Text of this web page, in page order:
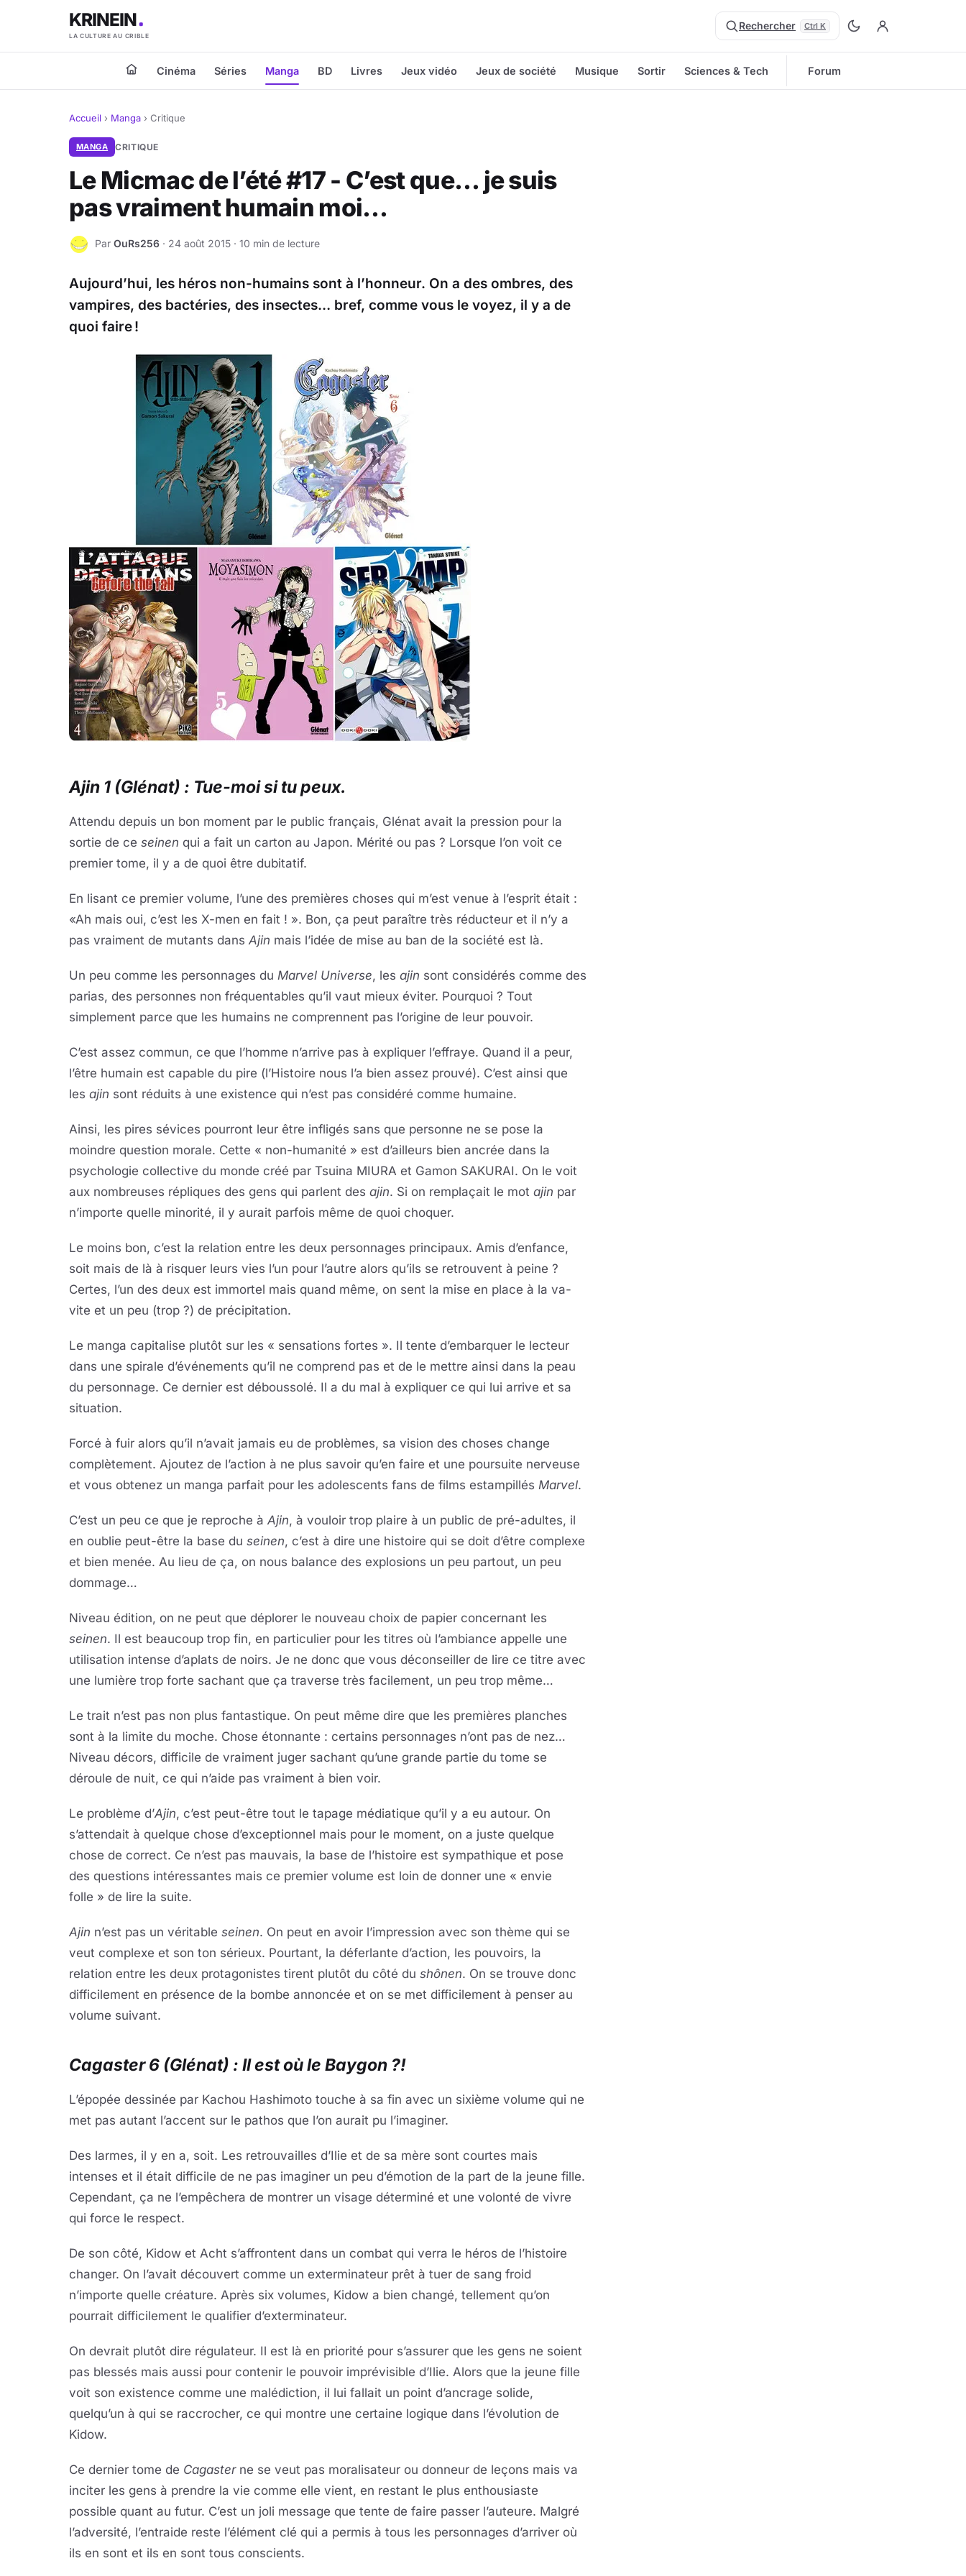
KRINEIN
LA CULTURE AU CRIBLE
Rechercher Ctrl K
Cinéma Séries Manga BD Livres Jeux vidéo Jeux de société Musique Sortir Sciences & Tech Forum
Accueil › Manga › Critique
MANGA CRITIQUE
Le Micmac de l’été #17 - C’est que… je suis
pas vraiment humain moi…
O Par OuRs256 · 24 août 2015 · 10 min de lecture
Aujourd’hui, les héros non-humains sont à l’honneur. On a des ombres, des
vampires, des bactéries, des insectes… bref, comme vous le voyez, il y a de
quoi faire !
Ajin 1 (Glénat) : Tue-moi si tu peux.
Attendu depuis un bon moment par le public français, Glénat avait la pression pour la
sortie de ce seinen qui a fait un carton au Japon. Mérité ou pas ? Lorsque l’on voit ce
premier tome, il y a de quoi être dubitatif.
En lisant ce premier volume, l’une des premières choses qui m’est venue à l’esprit était :
«Ah mais oui, c’est les X-men en fait ! ». Bon, ça peut paraître très réducteur et il n’y a
pas vraiment de mutants dans Ajin mais l’idée de mise au ban de la société est là.
Un peu comme les personnages du Marvel Universe, les ajin sont considérés comme des
parias, des personnes non fréquentables qu’il vaut mieux éviter. Pourquoi ? Tout
simplement parce que les humains ne comprennent pas l’origine de leur pouvoir.
C’est assez commun, ce que l’homme n’arrive pas à expliquer l’effraye. Quand il a peur,
l’être humain est capable du pire (l’Histoire nous l’a bien assez prouvé). C’est ainsi que
les ajin sont réduits à une existence qui n’est pas considéré comme humaine.
Ainsi, les pires sévices pourront leur être infligés sans que personne ne se pose la
moindre question morale. Cette « non-humanité » est d’ailleurs bien ancrée dans la
psychologie collective du monde créé par Tsuina MIURA et Gamon SAKURAI. On le voit
aux nombreuses répliques des gens qui parlent des ajin. Si on remplaçait le mot ajin par
n’importe quelle minorité, il y aurait parfois même de quoi choquer.
Le moins bon, c’est la relation entre les deux personnages principaux. Amis d’enfance,
soit mais de là à risquer leurs vies l’un pour l’autre alors qu’ils se retrouvent à peine ?
Certes, l’un des deux est immortel mais quand même, on sent la mise en place à la va-
vite et un peu (trop ?) de précipitation.
Le manga capitalise plutôt sur les « sensations fortes ». Il tente d’embarquer le lecteur
dans une spirale d’événements qu’il ne comprend pas et de le mettre ainsi dans la peau
du personnage. Ce dernier est déboussolé. Il a du mal à expliquer ce qui lui arrive et sa
situation.
Forcé à fuir alors qu’il n’avait jamais eu de problèmes, sa vision des choses change
complètement. Ajoutez de l’action à ne plus savoir qu’en faire et une poursuite nerveuse
et vous obtenez un manga parfait pour les adolescents fans de films estampillés Marvel.
C’est un peu ce que je reproche à Ajin, à vouloir trop plaire à un public de pré-adultes, il
en oublie peut-être la base du seinen, c’est à dire une histoire qui se doit d’être complexe
et bien menée. Au lieu de ça, on nous balance des explosions un peu partout, un peu
dommage…
Niveau édition, on ne peut que déplorer le nouveau choix de papier concernant les
seinen. Il est beaucoup trop fin, en particulier pour les titres où l’ambiance appelle une
utilisation intense d’aplats de noirs. Je ne donc que vous déconseiller de lire ce titre avec
une lumière trop forte sachant que ça traverse très facilement, un peu trop même…
Le trait n’est pas non plus fantastique. On peut même dire que les premières planches
sont à la limite du moche. Chose étonnante : certains personnages n’ont pas de nez…
Niveau décors, difficile de vraiment juger sachant qu’une grande partie du tome se
déroule de nuit, ce qui n’aide pas vraiment à bien voir.
Le problème d’Ajin, c’est peut-être tout le tapage médiatique qu’il y a eu autour. On
s’attendait à quelque chose d’exceptionnel mais pour le moment, on a juste quelque
chose de correct. Ce n’est pas mauvais, la base de l’histoire est sympathique et pose
des questions intéressantes mais ce premier volume est loin de donner une « envie
folle » de lire la suite.
Ajin n’est pas un véritable seinen. On peut en avoir l’impression avec son thème qui se
veut complexe et son ton sérieux. Pourtant, la déferlante d’action, les pouvoirs, la
relation entre les deux protagonistes tirent plutôt du côté du shônen. On se trouve donc
difficilement en présence de la bombe annoncée et on se met difficilement à penser au
volume suivant.
Cagaster 6 (Glénat) : Il est où le Baygon ?!
L’épopée dessinée par Kachou Hashimoto touche à sa fin avec un sixième volume qui ne
met pas autant l’accent sur le pathos que l’on aurait pu l’imaginer.
Des larmes, il y en a, soit. Les retrouvailles d’Ilie et de sa mère sont courtes mais
intenses et il était difficile de ne pas imaginer un peu d’émotion de la part de la jeune fille.
Cependant, ça ne l’empêchera de montrer un visage déterminé et une volonté de vivre
qui force le respect.
De son côté, Kidow et Acht s’affrontent dans un combat qui verra le héros de l’histoire
changer. On l’avait découvert comme un exterminateur prêt à tuer de sang froid
n’importe quelle créature. Après six volumes, Kidow a bien changé, tellement qu’on
pourrait difficilement le qualifier d’exterminateur.
On devrait plutôt dire régulateur. Il est là en priorité pour s’assurer que les gens ne soient
pas blessés mais aussi pour contenir le pouvoir imprévisible d’Ilie. Alors que la jeune fille
voit son existence comme une malédiction, il lui fallait un point d’ancrage solide,
quelqu’un à qui se raccrocher, ce qui montre une certaine logique dans l’évolution de
Kidow.
Ce dernier tome de Cagaster ne se veut pas moralisateur ou donneur de leçons mais va
inciter les gens à prendre la vie comme elle vient, en restant le plus enthousiaste
possible quant au futur. C’est un joli message que tente de faire passer l’auteure. Malgré
l’adversité, l’entraide reste l’élément clé qui a permis à tous les personnages d’arriver où
ils en sont et ils en sont tous conscients.